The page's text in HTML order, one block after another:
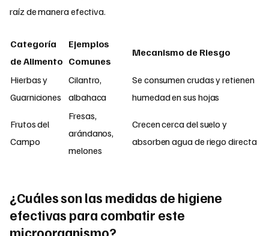
raíz de manera efectiva.
Categoría
de Alimento
Ejemplos
Comunes
Mecanismo de Riesgo
Hierbas y
Guarniciones
Cilantro,
albahaca
Se consumen crudas y retienen
humedad en sus hojas
Frutos del
Campo
Fresas,
arándanos,
melones
Crecen cerca del suelo y
absorben agua de riego directa
¿Cuáles son las medidas de higiene
efectivas para combatir este
microorganismo?